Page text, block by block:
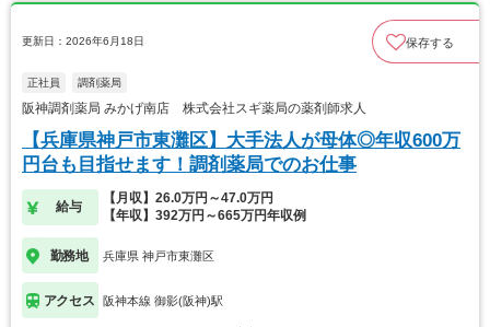
更新日：2026年6月18日 保存する
正社員 調剤薬局
阪神調剤薬局 みかげ南店 株式会社スギ薬局の薬剤師求人
【兵庫県神戸市東灘区】大手法人が母体◎年収600万
円台も目指せます！調剤薬局でのお仕事
給与
【月収】26.0万円～47.0万円
【年収】392万円～665万円年収例
勤務地 兵庫県 神戸市東灘区
アクセス 阪神本線 御影(阪神)駅